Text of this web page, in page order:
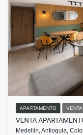
APARTAMENTO VENTA
VENTA
Medellín, Antioquia,